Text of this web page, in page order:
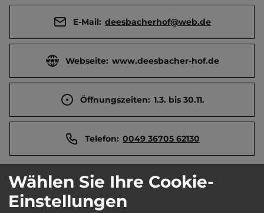
E-Mail: deesbacherhof@web.de
Webseite: www.deesbacher-hof.de
Öffnungszeiten: 1.3. bis 30.11.
Telefon: 0049 36705 62130
Sehenswürdigkeiten:
Wählen Sie Ihre Cookie-
Einstellungen